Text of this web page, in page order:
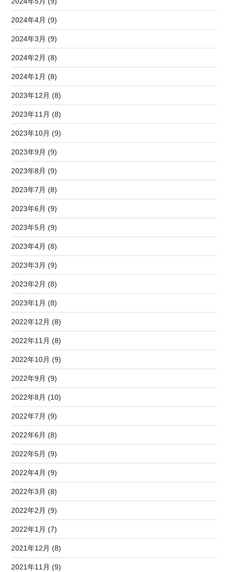
2024年4月 (9)
2024年3月 (9)
2024年2月 (8)
2024年1月 (8)
2023年12月 (8)
2023年11月 (8)
2023年10月 (9)
2023年9月 (9)
2023年8月 (9)
2023年7月 (8)
2023年6月 (9)
2023年5月 (9)
2023年4月 (8)
2023年3月 (9)
2023年2月 (8)
2023年1月 (8)
2022年12月 (8)
2022年11月 (8)
2022年10月 (9)
2022年9月 (9)
2022年8月 (10)
2022年7月 (9)
2022年6月 (8)
2022年5月 (9)
2022年4月 (9)
2022年3月 (8)
2022年2月 (9)
2022年1月 (7)
2021年12月 (8)
2021年11月 (9)